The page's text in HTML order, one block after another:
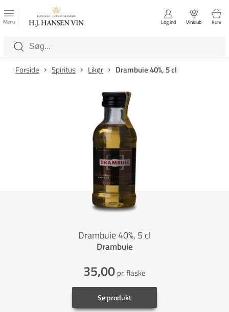
Luk
Kategorier
Menu Log ind Vinklub Kurv
Forside Spiritus Likør Drambuie 40%, 5 cl
Drambuie 40%, 5 cl
Drambuie
35,00 pr. flaske
Se produkt